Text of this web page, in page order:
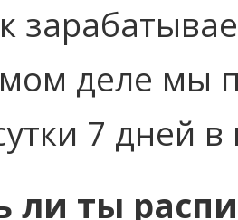
деле мы
7 дней
ты